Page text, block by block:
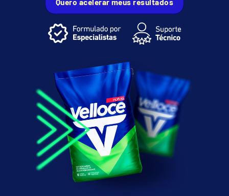
Quero acelerar meus resultados